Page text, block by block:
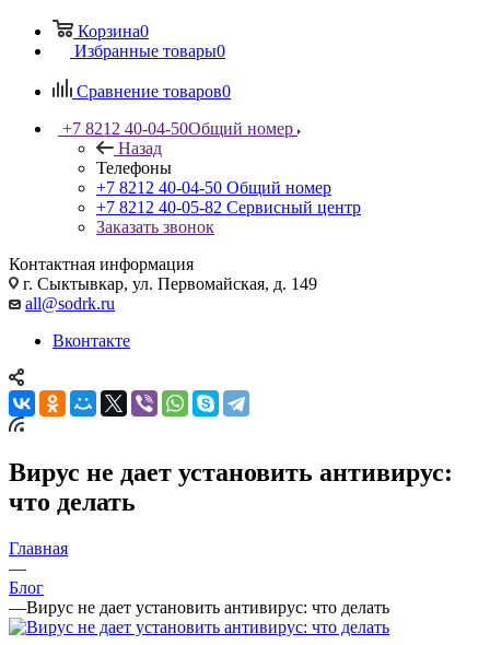
Корзина0
Избранные товары0
Сравнение товаров0
+7 8212 40-04-50Общий номер
Назад
Телефоны
+7 8212 40-04-50 Общий номер
+7 8212 40-05-82 Сервисный центр
Заказать звонок
Контактная информация
г. Сыктывкар, ул. Первомайская, д. 149
all@sodrk.ru
Вконтакте
Вирус не дает установить антивирус:
что делать
Главная
—
Блог
—Вирус не дает установить антивирус: что делать